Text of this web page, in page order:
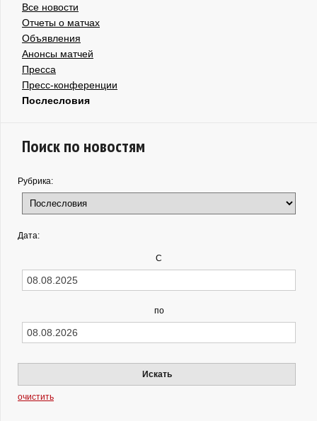
Все новости
Отчеты о матчах
Объявления
Анонсы матчей
Пресса
Пресс-конференции
Послесловия
Поиск по новостям
Рубрика:
Дата:
С
по
Искать
очистить